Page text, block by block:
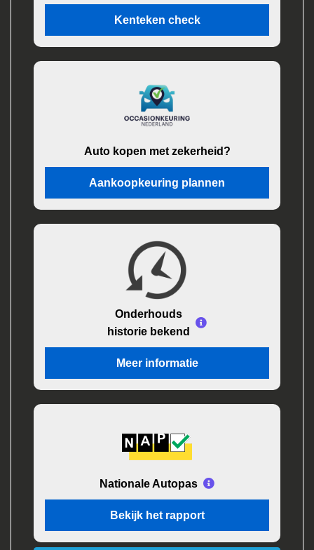
Kenteken check
Auto kopen met zekerheid?
Aankoopkeuring plannen
Onderhouds
historie bekend
Meer informatie
Nationale Autopas
Bekijk het rapport